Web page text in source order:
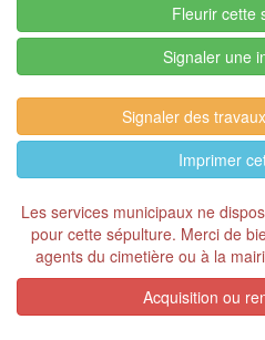
Fleurir cette
Signaler une
Signaler des
Imprimer
Les services municipaux ne
pour cette sépulture. Merci de
agents du cimetière ou à la
Acquisition ou